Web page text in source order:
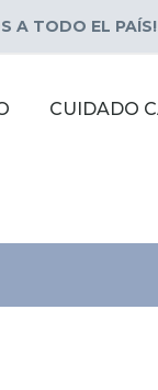
A TODO EL PAÍS!
CUIDADO